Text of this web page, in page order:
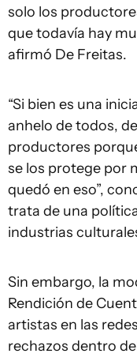
solo los
que todavía hay
afirmó De Freitas.
“Si bien es una
anhelo de todos,
productores
se los protege por
quedó en eso”,
trata de una
industrias
Sin embargo, la
Rendición de
artistas en las
rechazos dentro